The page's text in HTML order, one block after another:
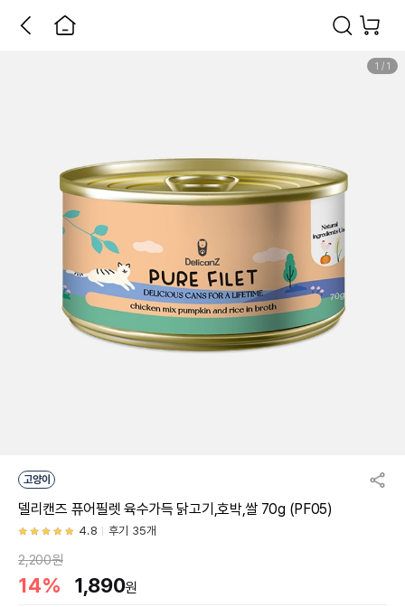
1 / 1
고양이
델리캔즈 퓨어필렛 육수가득 닭고기,호박,쌀 70g (PF05)
4.8 후기 35개
2,200원
14% 1,890원